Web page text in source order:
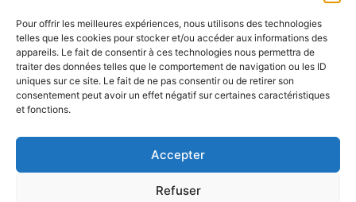
Pour offrir les meilleures expériences, nous utilisons des technologies
telles que les cookies pour stocker et/ou accéder aux informations des
appareils. Le fait de consentir à ces technologies nous permettra de
traiter des données telles que le comportement de navigation ou les ID
uniques sur ce site. Le fait de ne pas consentir ou de retirer son
consentement peut avoir un effet négatif sur certaines caractéristiques
et fonctions.
Accepter
Refuser
Julien Doré : entre tendresse, trappe piégeuse
11 novembre 2025